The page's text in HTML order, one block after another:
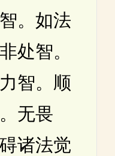
。如法
处智。
智。顺
无畏
诸法觉